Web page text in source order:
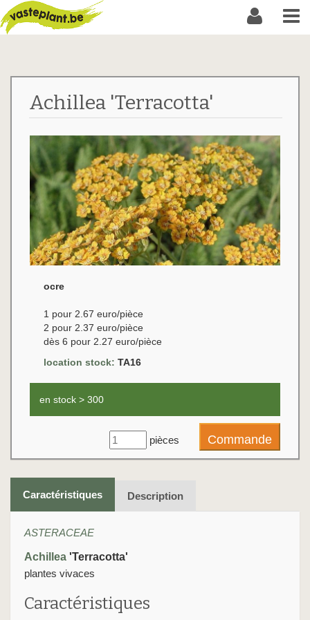
Achillea 'Terracotta'
ocre
1 pour 2.67 euro/pièce
2 pour 2.37 euro/pièce
dès 6 pour 2.27 euro/pièce
location stock: TA16
en stock > 300
pièces
Caractéristiques Description
ASTERACEAE
Achillea 'Terracotta'
plantes vivaces
Caractéristiques